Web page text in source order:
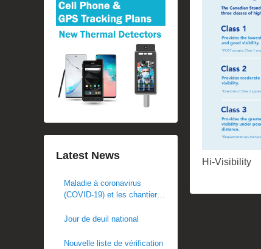
Hi-Visibility
Latest News
Maladie à coronavirus
(COVID-19) et les chantiers
Jour de deuil national
Nouvelle liste de vérification